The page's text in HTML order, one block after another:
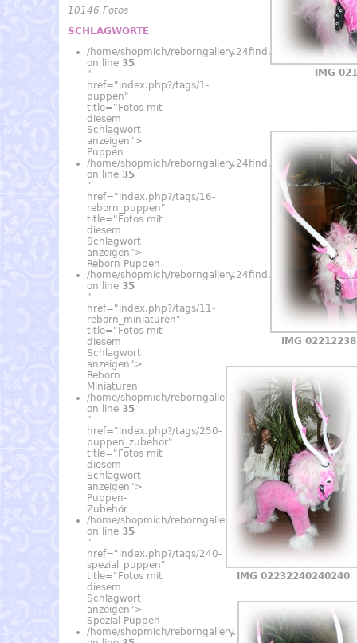
10146 Fotos
SCHLAGWORTE
/home/shopmich/reborngallery.24find.de/_data/
on line 35
"
href="index.php?/tags/1-
puppen"
title="Fotos mit
diesem
Schlagwort
anzeigen">
Puppen
/home/shopmich/reborngallery.24find.de/_data/
on line 35
"
href="index.php?/tags/16-
reborn_puppen"
title="Fotos mit
diesem
Schlagwort
anzeigen">
Reborn Puppen
/home/shopmich/reborngallery.24find.de/_data/
on line 35
"
href="index.php?/tags/11-
reborn_miniaturen"
title="Fotos mit
diesem
Schlagwort
anzeigen">
Reborn
Miniaturen
/home/shopmich/reborngallery.24find.de/_data/
on line 35
"
href="index.php?/tags/250-
puppen_zubehor"
title="Fotos mit
diesem
Schlagwort
anzeigen">
Puppen-
Zubehör
/home/shopmich/reborngallery.24find.de/_data/
on line 35
"
href="index.php?/tags/240-
spezial_puppen"
title="Fotos mit
diesem
Schlagwort
anzeigen">
Spezial-Puppen
/home/shopmich/reborngallery.24find.de/_data/
IMG
IMG
IMG 02232240240240